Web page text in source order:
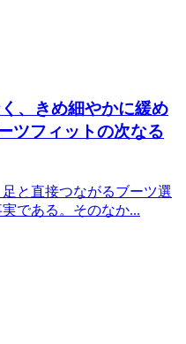
、きめ細やかに緩め
ツフィットの次なる
と直接つながるブーツ選
である。そのなか...